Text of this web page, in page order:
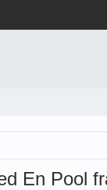
En Pool